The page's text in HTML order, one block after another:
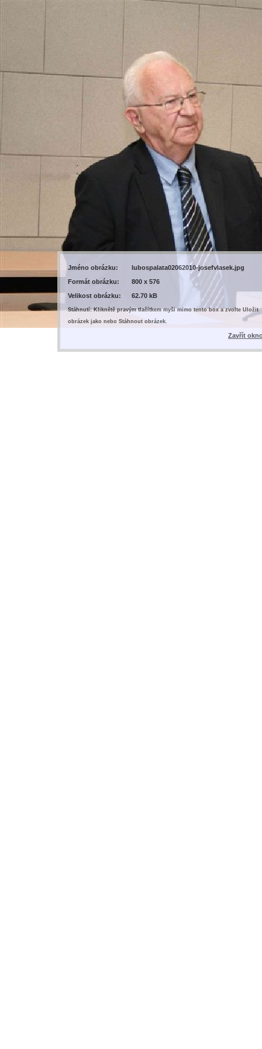
Jméno obrázku:
lubospalata02062010-josefvlasek.jpg
Formát obrázku:
800 x 576
Velikost obrázku:
62.70 kB
Stáhnutí: Kliknětě pravým tlačítkem myši mimo tento box a zvolte Uložit
obrázek jako nebo Stáhnout obrázek.
Zavřít